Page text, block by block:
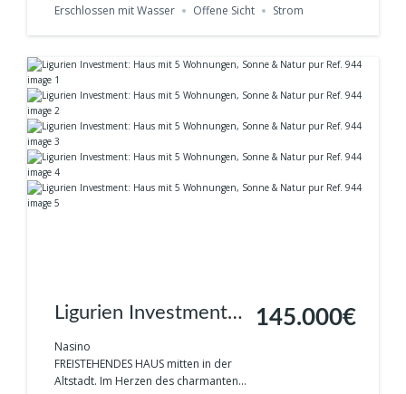
Erschlossen mit Wasser
Offene Sicht Strom
Ligurien Investment:
Haus mit 5
Wohnungen, Sonne &
Nasino
FREISTEHENDES HAUS mitten in der
Altstadt. Im Herzen des charmanten...
145.000€